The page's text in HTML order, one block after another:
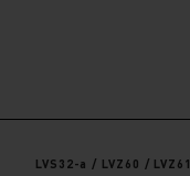
LVS32-a / LVZ60 / LVZ61